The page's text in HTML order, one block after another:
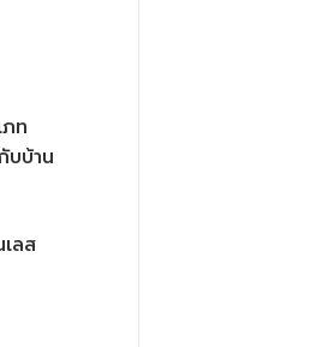
ท
บบ้าน
ลส